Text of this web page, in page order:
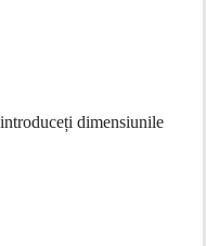
dimensiunile